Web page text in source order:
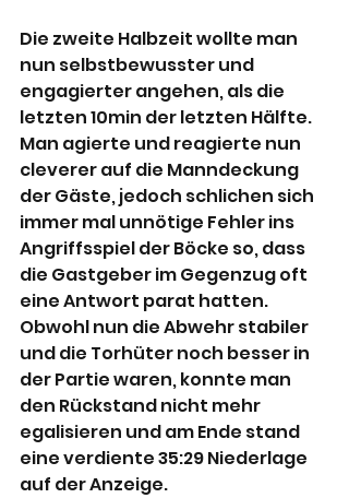
Die zweite Halbzeit wollte man
nun selbstbewusster und
engagierter angehen, als die
letzten 10min der letzten Hälfte.
Man agierte und reagierte nun
cleverer auf die Manndeckung
der Gäste, jedoch schlichen sich
immer mal unnötige Fehler ins
Angriffsspiel der Böcke so, dass
die Gastgeber im Gegenzug oft
eine Antwort parat hatten.
Obwohl nun die Abwehr stabiler
und die Torhüter noch besser in
der Partie waren, konnte man
den Rückstand nicht mehr
egalisieren und am Ende stand
eine verdiente 35:29 Niederlage
auf der Anzeige.